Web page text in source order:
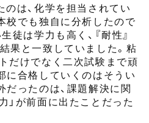
は、化学を担当されてい
校でも独自に分析したので
徒は学力も高く、『耐性』
果と一致していました。粘
だけでなく二次試験まで頑
に合格していくのはそうい
だったのは、課題解決に関
」が前面に出たことだった